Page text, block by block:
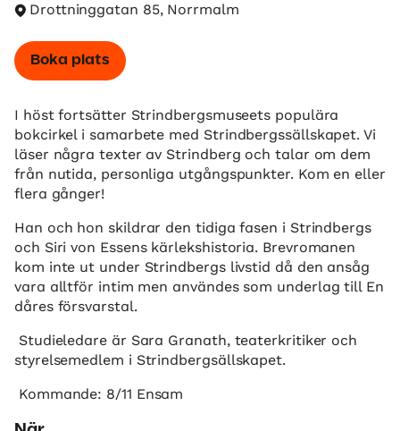
Drottninggatan 85, Norrmalm
Boka plats
I höst fortsätter Strindbergsmuseets populära
bokcirkel i samarbete med Strindbergssällskapet. Vi
läser några texter av Strindberg och talar om dem
från nutida, personliga utgångspunkter. Kom en eller
flera gånger!
Han och hon skildrar den tidiga fasen i Strindbergs
och Siri von Essens kärlekshistoria. Brevromanen
kom inte ut under Strindbergs livstid då den ansåg
vara alltför intim men användes som underlag till En
dåres försvarstal.
Studieledare är Sara Granath, teaterkritiker och
styrelsemedlem i Strindbergsällskapet.
Kommande: 8/11 Ensam